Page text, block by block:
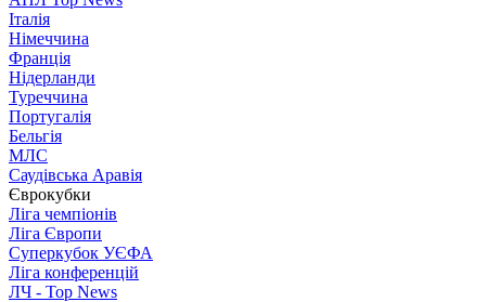
Італія
Німеччина
Франція
Нідерланди
Туреччина
Португалія
Бельгія
МЛС
Саудівська Аравія
Єврокубки
Ліга чемпіонів
Ліга Європи
Суперкубок УЄФА
Ліга конференцій
ЛЧ - Top News